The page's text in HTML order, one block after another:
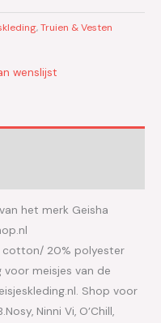
,Truien & Vesten
wenslijst
het merk Geisha
cotton/ 20% polyester
voor meisjes van de
Shop voor
Ninni Vi, O’Chill,